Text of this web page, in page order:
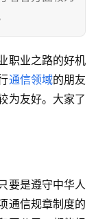
职业之路的好机
通信领域的朋友
为友好。大家了
要是遵守中华人
通信规章制度的